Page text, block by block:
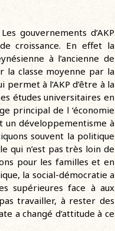
gouvernements d’AKP
croissance. En effet la
à l’ancienne de
la classe moyenne par la
à l’AKP d’être à la
études universitaires en
principal de l ‘économie
un développementisme à
souvent la politique
qui n’est pas très loin de
pour les familles et en
la social-démocratie a
supérieures face à aux
travailler, à rester des
a changé d’attitude à ce